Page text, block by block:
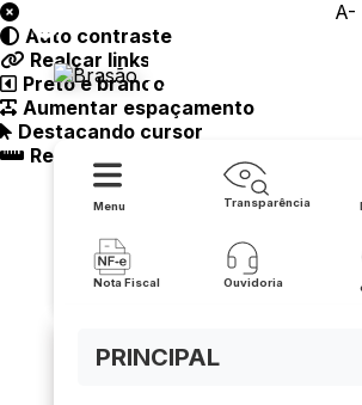
A-
Prefeitura
Lapão
Menu Transparência
Nota Fiscal Ouvidoria
PRINCIPAL
Auto contraste
Realçar links
Preto e branco
Aumentar espaçamento
Destacando cursor
Regua guia